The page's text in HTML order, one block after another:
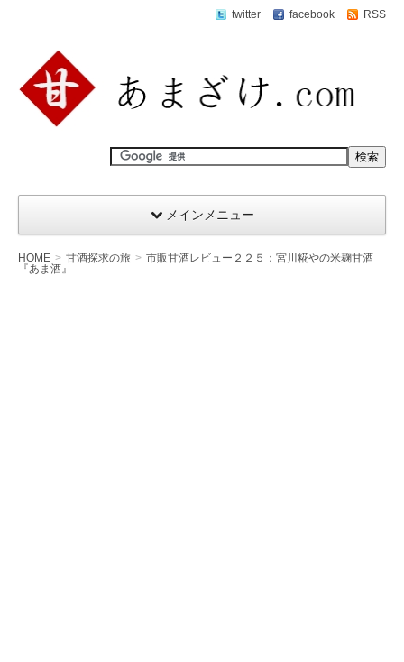
twitter facebook RSS
メインメニュー
HOME 甘酒探求の旅
市販甘酒レビュー２２５：宮川糀やの米麹甘酒
『あま酒』